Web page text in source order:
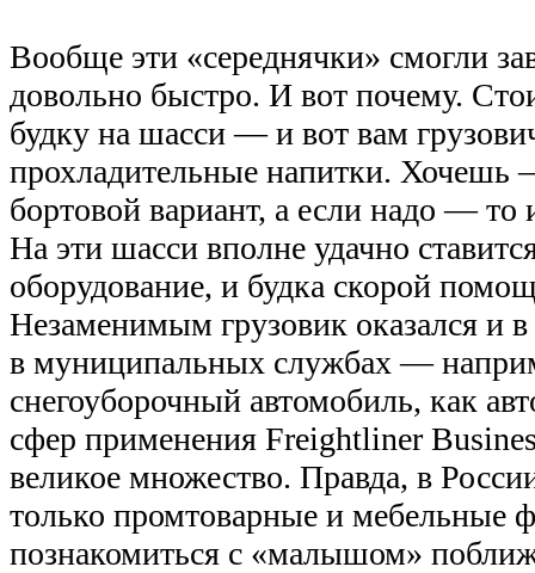
Вообще эти «середнячки» смогли
довольно быстро. И вот почему.
будку на шасси — и вот вам
прохладительные напитки. Хочешь
бортовой вариант, а если надо —
На эти шасси вполне удачно
оборудование, и будка скорой
Незаменимым грузовик оказался и в
в муниципальных службах —
снегоуборочный автомобиль, как
сфер применения Freightliner
великое множество. Правда, в
только промтоварные и мебельные
познакомиться с «малышом»